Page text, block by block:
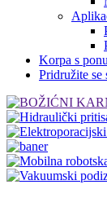
Korpa s
Pridružite se